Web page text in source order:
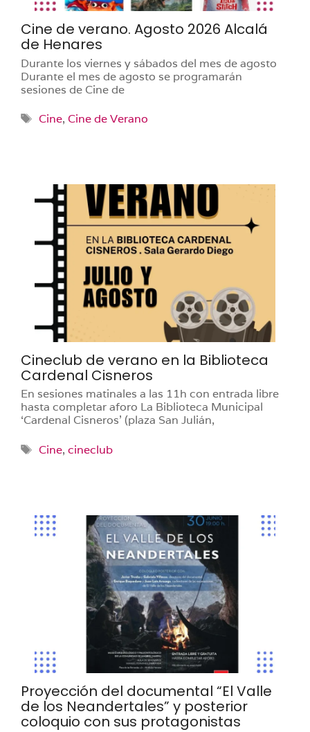
Cine de verano. Agosto 2026 Alcalá
de Henares
Durante los viernes y sábados del mes de agosto
Durante el mes de agosto se programarán
sesiones de Cine de
Etiquetas
Cine, Cine de Verano
Cineclub de verano en la Biblioteca
Cardenal Cisneros
En sesiones matinales a las 11h con entrada libre
hasta completar aforo La Biblioteca Municipal
‘Cardenal Cisneros’ (plaza San Julián,
Etiquetas
Cine, cineclub
Proyección del documental “El Valle
de los Neandertales” y posterior
coloquio con sus protagonistas